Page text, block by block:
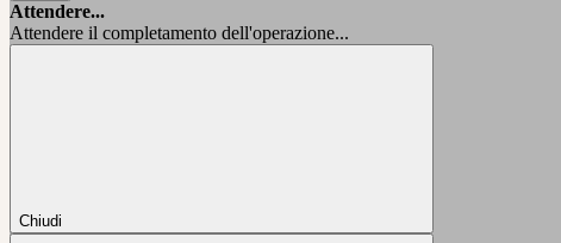
Attendere...
Attendere il completamento dell'operazione...
Chiudi